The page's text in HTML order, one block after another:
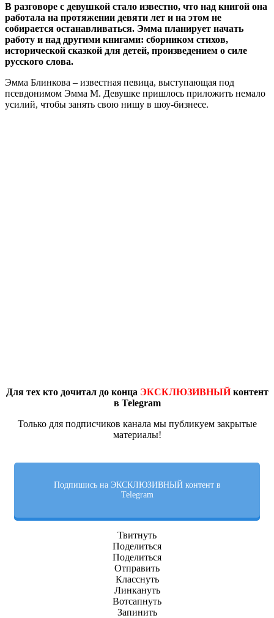
В разговоре с девушкой стало известно, что над книгой она
работала на протяжении девяти лет и на этом не
собирается останавливаться. Эмма планирует начать
работу и над другими книгами: сборником стихов,
исторической сказкой для детей, произведением о силе
русского слова.
Эмма Блинкова – известная певица, выступающая под
псевдонимом Эмма М. Девушке пришлось приложить немало
усилий, чтобы занять свою нишу в шоу-бизнесе.
Для тех кто дочитал до конца ЭКСКЛЮЗИВНЫЙконтент
в Telegram
Только для подписчиков канала мы публикуем закрытые
материалы!
Подпишись на ЭКСКЛЮЗИВНЫЙ контент в
Telegram
Твитнуть
Поделиться
Поделиться
Отправить
Класснуть
Линкануть
Вотсапнуть
Запинить